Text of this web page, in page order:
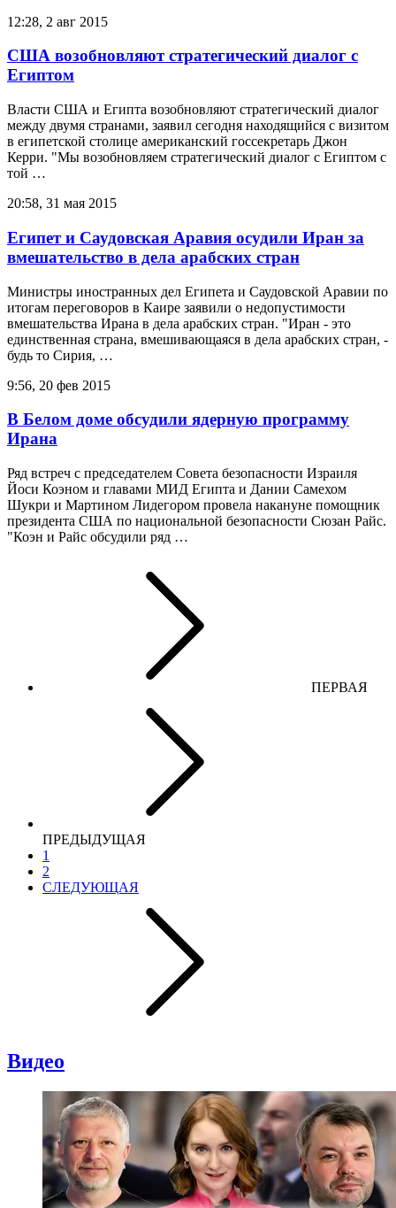
12:28, 2 авг 2015
США возобновляют стратегический диалог с
Египтом
Власти США и Египта возобновляют стратегический диалог
между двумя странами, заявил сегодня находящийся с визитом
в египетской столице американский госсекретарь Джон
Керри. "Мы возобновляем стратегический диалог с Египтом с
той …
20:58, 31 мая 2015
Египет и Саудовская Аравия осудили Иран за
вмешательство в дела арабских стран
Министры иностранных дел Египета и Саудовской Аравии по
итогам переговоров в Каире заявили о недопустимости
вмешательства Ирана в дела арабских стран. "Иран - это
единственная страна, вмешивающаяся в дела арабских стран, -
будь то Сирия, …
9:56, 20 фев 2015
В Белом доме обсудили ядерную программу
Ирана
Ряд встреч с председателем Совета безопасности Израиля
Йоси Коэном и главами МИД Египта и Дании Самехом
Шукри и Мартином Лидегором провела накануне помощник
президента США по национальной безопасности Сюзан Райс.
"Коэн и Райс обсудили ряд …
ПЕРВАЯ
ПРЕДЫДУЩАЯ
1
2
СЛЕДУЮЩАЯ
Видео